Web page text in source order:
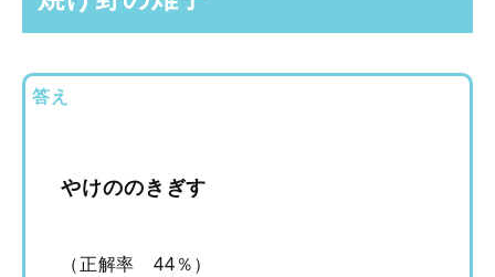
答え
やけののきぎす
（正解率 44％）